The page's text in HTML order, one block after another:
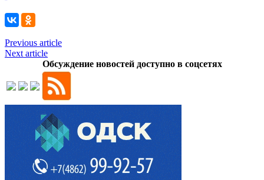
Previous article
Next article
Обсуждение новостей доступно в соцсетях